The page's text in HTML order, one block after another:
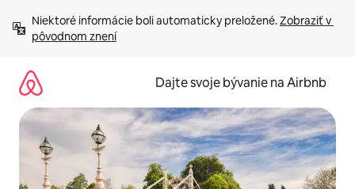
obsah.
Niektoré informácie boli automaticky preložené. Zobraziť v
pôvodnom znení
Dajte svoje bývanie na Airbnb